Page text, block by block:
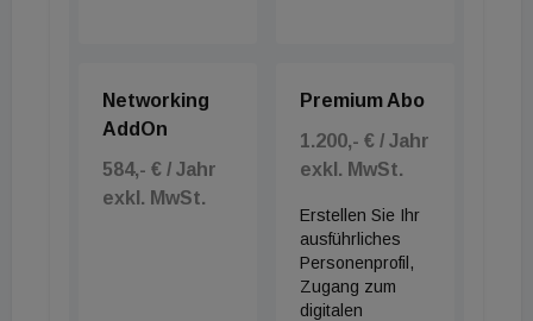
wurden zur Gänze erfüllt. Auch in Deutschland, wo
die 10-Jahres-Melder nun teilweise schon seit über
zehn Jahren im Einsatz sind, haben sich die Geräte
bestens bewährt. Warum sollte das in Kärnten
Networking
AddOn
584,- € / Jahr
exkl. MwSt.
Premium Abo
1.200,- € / Jahr
exkl. MwSt.
Erstellen Sie Ihr
ausführliches
Personenprofil,
Zugang zum
digitalen